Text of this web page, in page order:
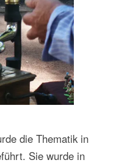
für
für
São